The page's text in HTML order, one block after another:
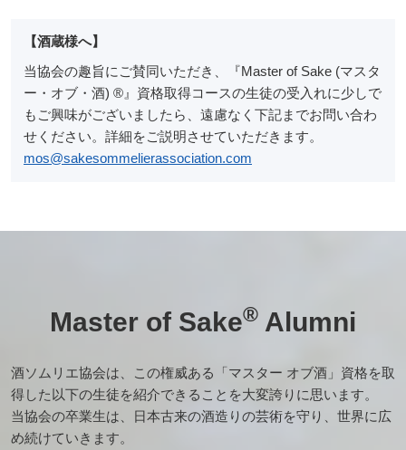
Ninja®
Sake
Star®
イ
ー
タ
ー
【酒蔵様へ】
当協会の趣旨にご賛同いただき、『Master of Sake (マスタ
ー・オブ・酒) ®』資格取得コースの生徒の受入れに少しで
もご興味がございましたら、遠慮なく下記までお問い合わ
せください。詳細をご説明させていただきます。
mos@sakesommelierassociation.com
Master of Sake® Alumni
酒ソムリエ協会は、この権威ある「マスター オブ酒」資格を取
得した以下の生徒を紹介できることを大変誇りに思います。
当協会の卒業生は、日本古来の酒造りの芸術を守り、世界に広
め続けていきます。